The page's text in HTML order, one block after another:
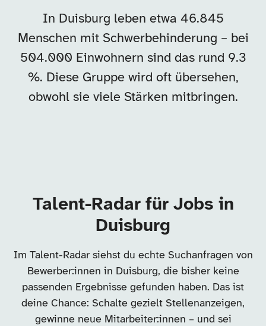
In Duisburg leben etwa 46.845
Menschen mit Schwerbehinderung – bei
504.000 Einwohnern sind das rund 9.3
%. Diese Gruppe wird oft übersehen,
obwohl sie viele Stärken mitbringen.
Talent-Radar für Jobs in
Duisburg
Im Talent-Radar siehst du echte Suchanfragen von
Bewerber:innen in Duisburg, die bisher keine
passenden Ergebnisse gefunden haben. Das ist
deine Chance: Schalte gezielt Stellenanzeigen,
gewinne neue Mitarbeiter:innen – und sei